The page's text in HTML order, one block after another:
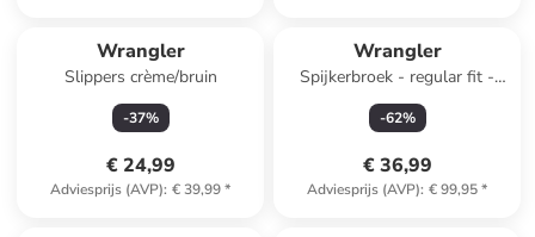
Wrangler
Slippers crème/bruin
-37%
€ 24,99
Adviesprijs (AVP): € 39,99*
Wrangler
Spijkerbroek - regular fit -
blauw
-62%
€ 36,99
Adviesprijs (AVP): € 99,95*